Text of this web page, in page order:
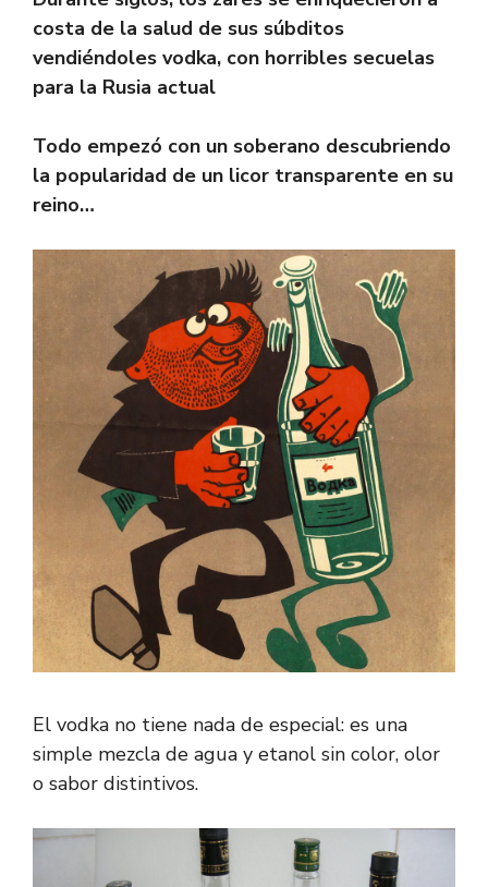
e
b
o
e
gr
a
at
s
A
p
n
e
e
e
sk
p
y
k
m
p
costa de la salud de sus súbditos
vendiéndoles vodka, con horribles secuelas
para la Rusia actual
Todo empezó con un soberano descubriendo
la popularidad de un licor transparente en su
reino…
El vodka no tiene nada de especial: es una
simple mezcla de agua y etanol sin color, olor
o sabor distintivos.